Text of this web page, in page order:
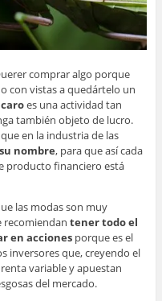
comprar algo porque
con vistas a quedártelo un
es una actividad tan
también objeto de lucro.
en la industria de las
nombre, para que así cada
producto financiero está
las modas son muy
recomiendan tener todo el
en accionesporque es el
inversores que, creyendo el
variable y apuestan
del mercado.